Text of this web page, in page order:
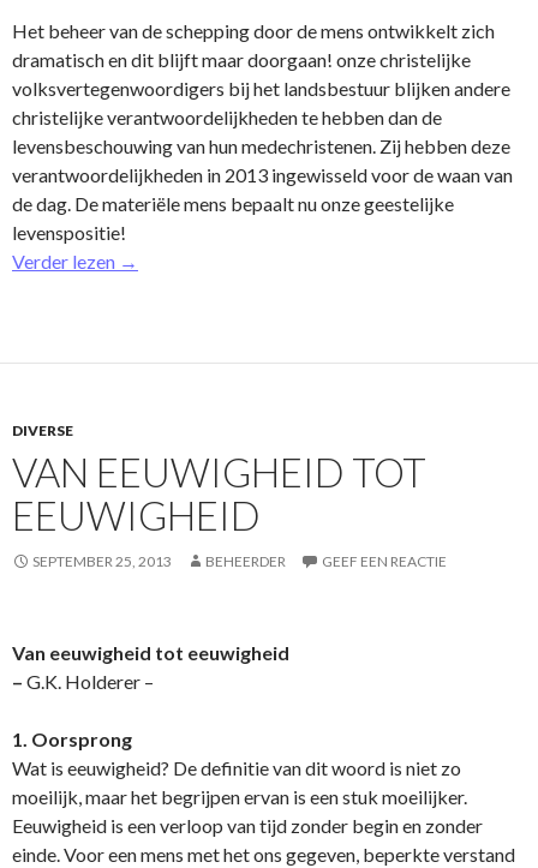
Het beheer van de schepping door de mens o­ntwikkelt zich
dramatisch en dit blijft maar doorgaan! o­nze christelijke
volksvertegenwoordigers bij het landsbestuur blijken andere
christelijke verantwoordelijkheden te hebben dan de
levensbeschouwing van hun medechristenen. Zij hebben deze
verantwoordelijkheden in 2013 ingewisseld voor de waan van
de dag. De materiële mens bepaalt nu o­nze geestelijke
levenspositie!
Verder lezen →
DIVERSE
VAN EEUWIGHEID TOT
EEUWIGHEID
SEPTEMBER 25, 2013 BEHEERDER GEEF EEN REACTIE
Van eeuwigheid tot eeuwigheid
– G.K. Holderer –
1. Oorsprong
Wat is eeuwigheid? De definitie van dit woord is niet zo
moeilijk, maar het begrijpenervan is een stuk moeilijker.
Eeuwigheid is een verloop van tijd zonder begin en zonder
einde. Voor een mens met het o­ns gegeven, beperkte verstand